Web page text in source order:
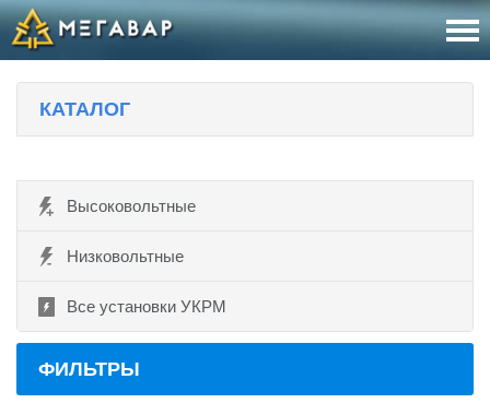
8
КАТАЛОГ
Высоковольтные
Низковольтные
Все установки УКРМ
ФИЛЬТРЫ